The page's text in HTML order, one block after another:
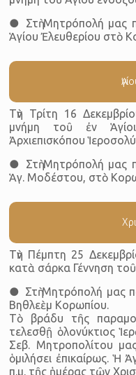
● Στὴ Μητρόπολή μας
Ἁγίου Ἐλευθερίου στὸ
Τὴν Τρίτη 16
μνήμη τοῦ ἐν
Ἀρχιεπισκόπου
● Στὴ Μητρόπολή μας
Ἁγ. Μοδέστου, στὸ
Τὴν Πέμπτη 25
κατὰ σάρκα Γέννηση
● Στὴ Μητρόπολή μας
Βηθλεὲμ Κορωπίου.
Τὸ βράδυ τῆς
τελεσθῇ ὁλονύκτιος
Σεβ. Μητροπολίτου
ὁμιλήσει ἐπικαίρως. Ἡ
π.μ. τῆς ἡμέρας τῶν